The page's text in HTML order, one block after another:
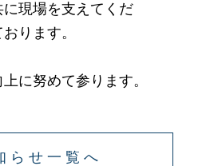
現場を支えてくだ
ります。
に努めて参ります。
らせ一覧へ